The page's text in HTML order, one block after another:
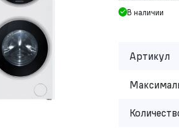
В наличии
Артикул